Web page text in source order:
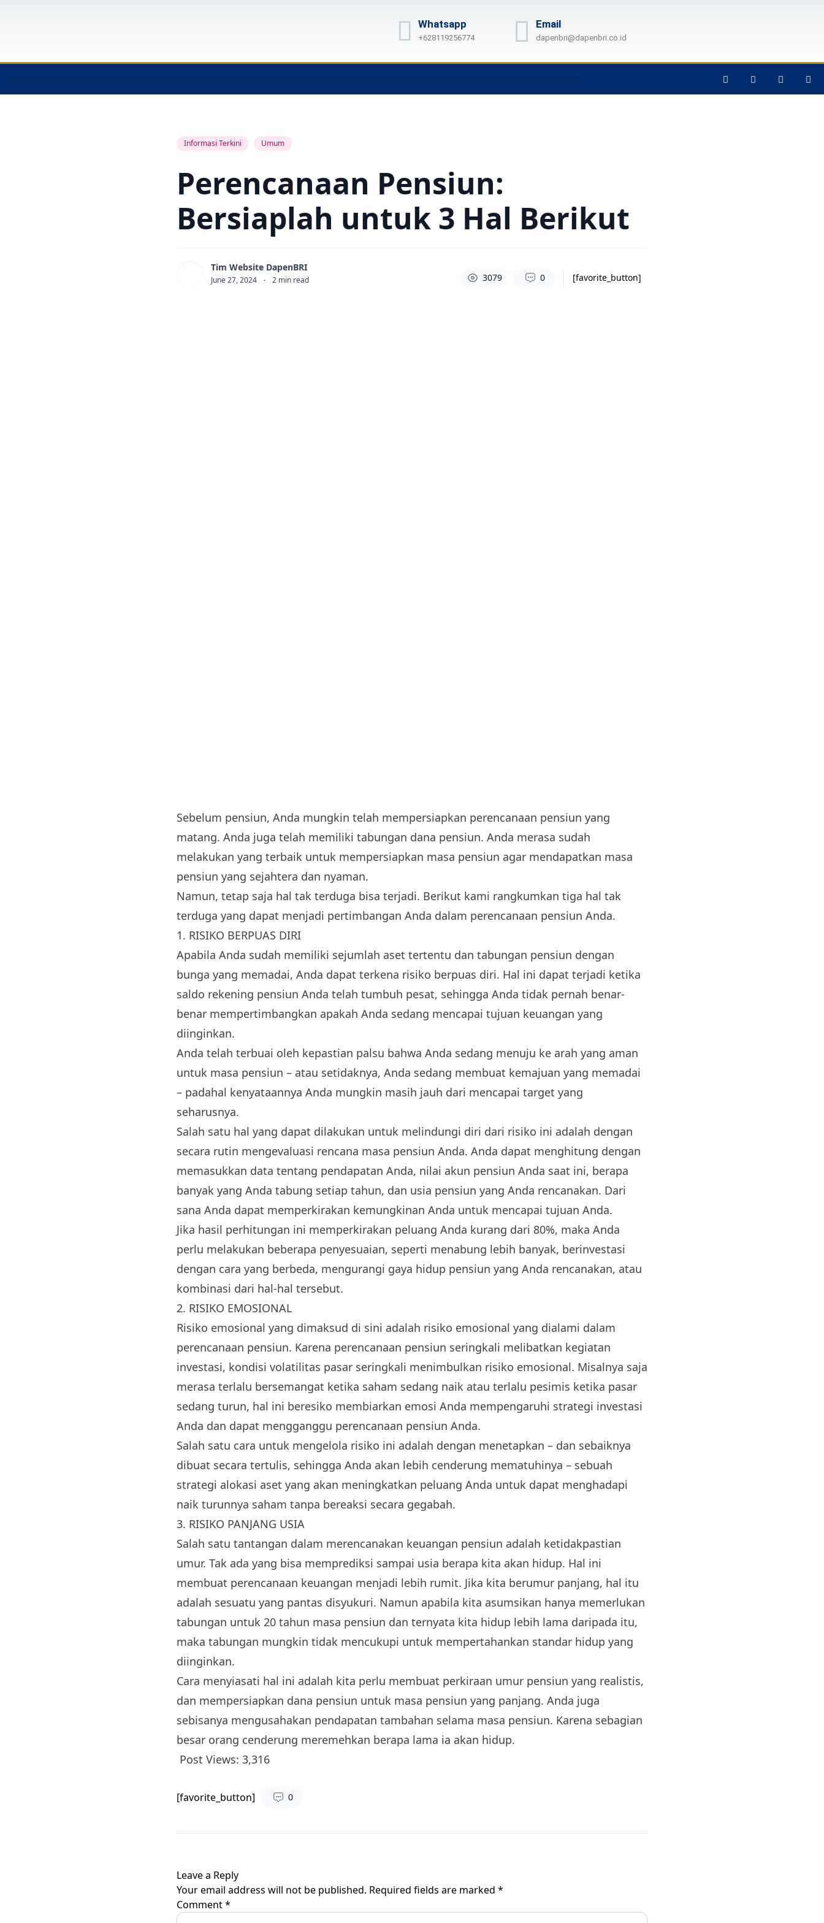
Whatsapp
+628119256774
Email
dapenbri@dapenbri.co.id
Informasi Terkini Umum
Perencanaan Pensiun:
Bersiaplah untuk 3 Hal Berikut
Tim Website DapenBRI
June 27, 2024 · 2 min read 3079 0 [favorite_button]
Sebelum pensiun, Anda mungkin telah mempersiapkan perencanaan pensiun yang
matang. Anda juga telah memiliki tabungan dana pensiun. Anda merasa sudah
melakukan yang terbaik untuk mempersiapkan masa pensiun agar mendapatkan masa
pensiun yang sejahtera dan nyaman.
Namun, tetap saja hal tak terduga bisa terjadi. Berikut kami rangkumkan tiga hal tak
terduga yang dapat menjadi pertimbangan Anda dalam perencanaan pensiun Anda.
1. RISIKO BERPUAS DIRI
Apabila Anda sudah memiliki sejumlah aset tertentu dan tabungan pensiun dengan
bunga yang memadai, Anda dapat terkena risiko berpuas diri. Hal ini dapat terjadi ketika
saldo rekening pensiun Anda telah tumbuh pesat, sehingga Anda tidak pernah benar-
benar mempertimbangkan apakah Anda sedang mencapai tujuan keuangan yang
diinginkan.
Anda telah terbuai oleh kepastian palsu bahwa Anda sedang menuju ke arah yang aman
untuk masa pensiun – atau setidaknya, Anda sedang membuat kemajuan yang memadai
– padahal kenyataannya Anda mungkin masih jauh dari mencapai target yang
seharusnya.
Salah satu hal yang dapat dilakukan untuk melindungi diri dari risiko ini adalah dengan
secara rutin mengevaluasi rencana masa pensiun Anda. Anda dapat menghitung dengan
memasukkan data tentang pendapatan Anda, nilai akun pensiun Anda saat ini, berapa
banyak yang Anda tabung setiap tahun, dan usia pensiun yang Anda rencanakan. Dari
sana Anda dapat memperkirakan kemungkinan Anda untuk mencapai tujuan Anda.
Jika hasil perhitungan ini memperkirakan peluang Anda kurang dari 80%, maka Anda
perlu melakukan beberapa penyesuaian, seperti menabung lebih banyak, berinvestasi
dengan cara yang berbeda, mengurangi gaya hidup pensiun yang Anda rencanakan, atau
kombinasi dari hal-hal tersebut.
2. RISIKO EMOSIONAL
Risiko emosional yang dimaksud di sini adalah risiko emosional yang dialami dalam
perencanaan pensiun. Karena perencanaan pensiun seringkali melibatkan kegiatan
investasi, kondisi volatilitas pasar seringkali menimbulkan risiko emosional. Misalnya saja
merasa terlalu bersemangat ketika saham sedang naik atau terlalu pesimis ketika pasar
sedang turun, hal ini beresiko membiarkan emosi Anda mempengaruhi strategi investasi
Anda dan dapat mengganggu perencanaan pensiun Anda.
Salah satu cara untuk mengelola risiko ini adalah dengan menetapkan – dan sebaiknya
dibuat secara tertulis, sehingga Anda akan lebih cenderung mematuhinya – sebuah
strategi alokasi aset yang akan meningkatkan peluang Anda untuk dapat menghadapi
naik turunnya saham tanpa bereaksi secara gegabah.
3. RISIKO PANJANG USIA
Salah satu tantangan dalam merencanakan keuangan pensiun adalah ketidakpastian
umur. Tak ada yang bisa memprediksi sampai usia berapa kita akan hidup. Hal ini
membuat perencanaan keuangan menjadi lebih rumit. Jika kita berumur panjang, hal itu
adalah sesuatu yang pantas disyukuri. Namun apabila kita asumsikan hanya memerlukan
tabungan untuk 20 tahun masa pensiun dan ternyata kita hidup lebih lama daripada itu,
maka tabungan mungkin tidak mencukupi untuk mempertahankan standar hidup yang
diinginkan.
Cara menyiasati hal ini adalah kita perlu membuat perkiraan umur pensiun yang realistis,
dan mempersiapkan dana pensiun untuk masa pensiun yang panjang. Anda juga
sebisanya mengusahakan pendapatan tambahan selama masa pensiun. Karena sebagian
besar orang cenderung meremehkan berapa lama ia akan hidup.
Post Views: 3,316
[favorite_button] 0
Leave a Reply
Your email address will not be published. Required fields are marked *
Comment*